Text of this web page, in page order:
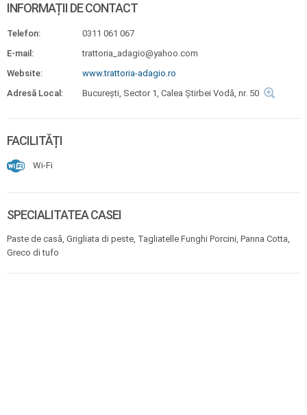
INFORMAȚII DE CONTACT
Telefon:
0311 061 067
E-mail:
trattoria_adagio@yahoo.com
Website:
www.trattoria-adagio.ro
Adresă Local:
București, Sector 1, Calea Știrbei Vodă, nr. 50
FACILITĂȚI
Wi-Fi
SPECIALITATEA CASEI
Paste de casă, Grigliata di peste, Tagliatelle Funghi Porcini, Panna Cotta,
Greco di tufo